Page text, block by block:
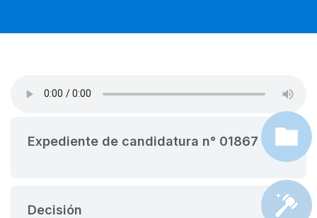
Expediente de candidatura n° 01867
Decisión